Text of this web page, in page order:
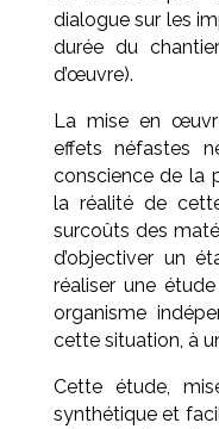
dialogue sur les
durée du
d’œuvre).
La mise en
effets néfastes
conscience de la
la réalité de
surcoûts des
d’objectiver un
réaliser une
organisme
cette situation, à
Cette étude,
synthétique et